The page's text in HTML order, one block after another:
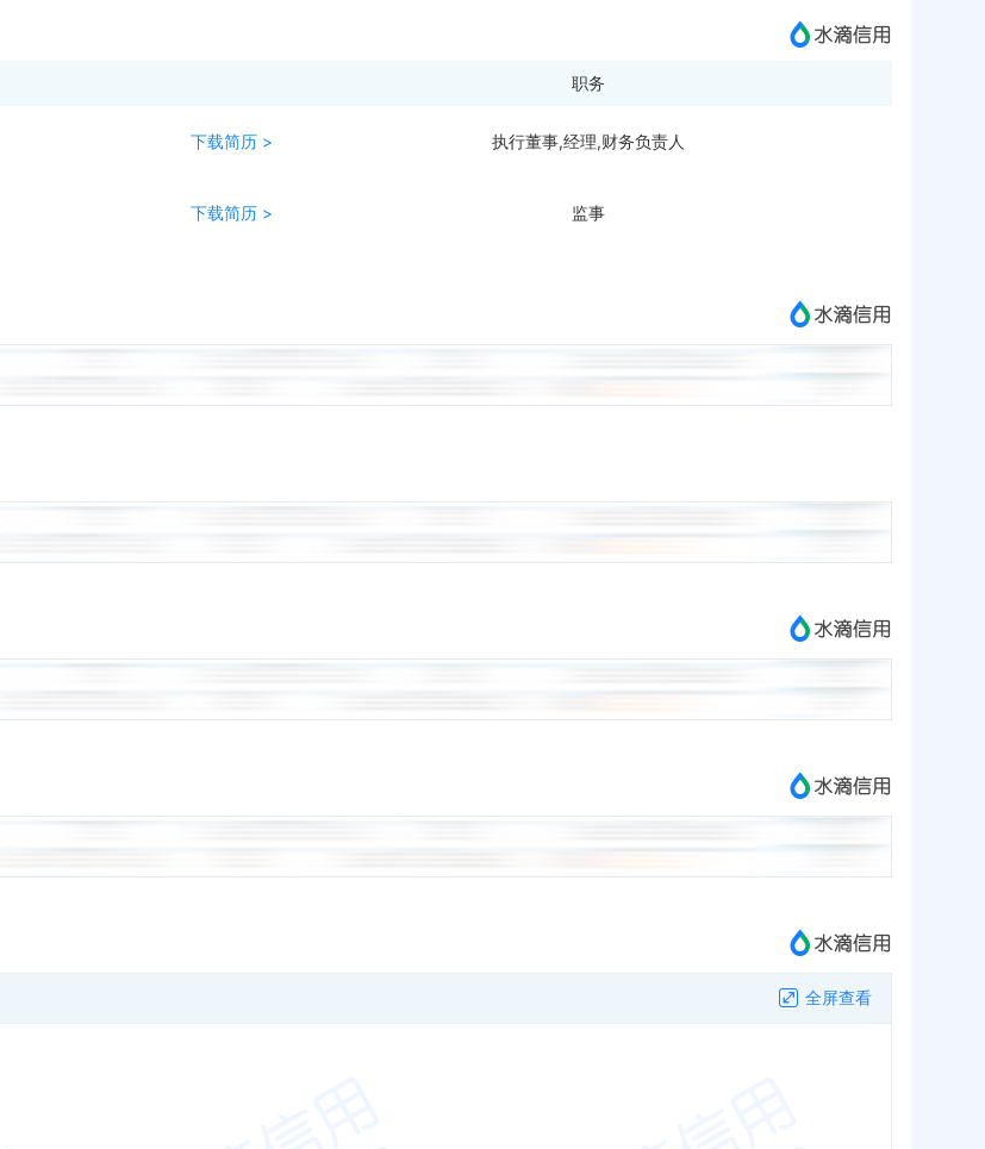
职务
下载简历 > 执行董事,经理,财务负责人
下载简历 > 监事
全屏查看